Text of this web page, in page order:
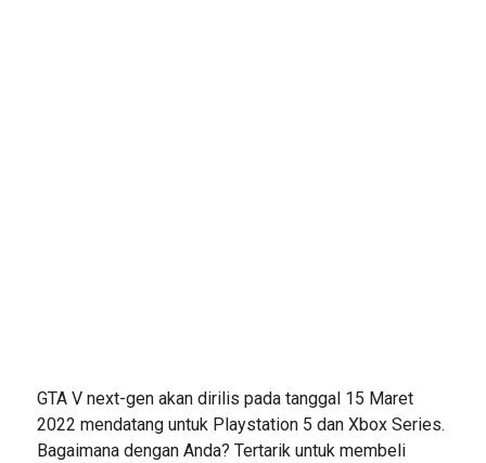
GTA V next-gen akan dirilis pada tanggal 15 Maret
2022 mendatang untuk Playstation 5 dan Xbox Series.
Bagaimana dengan Anda? Tertarik untuk membeli